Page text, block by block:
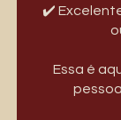
✔️
Essa é